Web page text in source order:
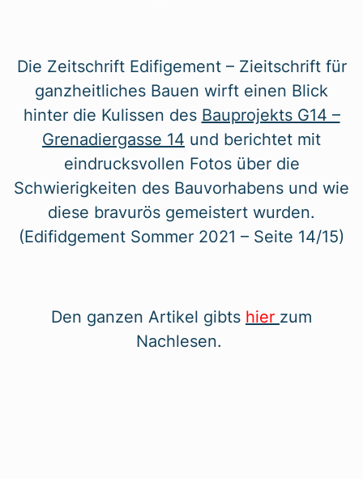
Die Zeitschrift Edifigement – Zieitschrift für
ganzheitliches Bauen wirft einen Blick
hinter die Kulissen des Bauprojekts G14 –
Grenadiergasse 14 und berichtet mit
eindrucksvollen Fotos über die
Schwierigkeiten des Bauvorhabens und wie
diese bravurös gemeistert wurden.
(Edifidgement Sommer 2021 – Seite 14/15)
Den ganzen Artikel gibts hier zum
Nachlesen.